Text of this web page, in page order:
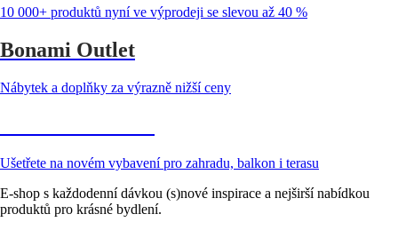
10 000+ produktů nyní ve výprodeji se slevou až 40 %
Bonami Outlet
Nábytek a doplňky za výrazně nižší ceny
Ušetřete na novém vybavení pro zahradu, balkon i terasu
E-shop s každodenní dávkou (s)nové inspirace a nejširší nabídkou
produktů pro krásné bydlení.